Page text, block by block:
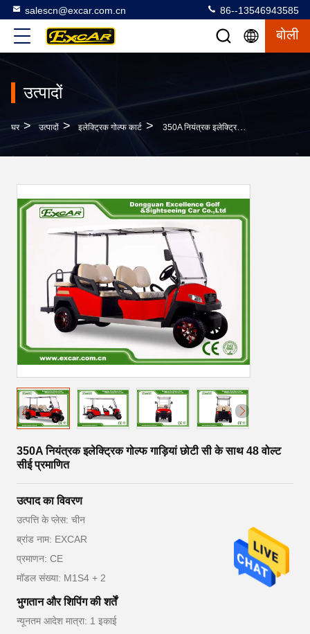
salescn@excar.com.cn 86--13546943585
बोली
उत्पादों
घर > उत्पादों > इलेक्ट्रिक गोल्फ कार्ट > 350A नियंत्रक इलेक्ट्रिक गोल्फ गाड़ियां छोटी सी के साथ 48 वोल्ट सीई प्रमाणित
350A नियंत्रक इलेक्ट्रिक गोल्फ गाड़ियां छोटी सी के साथ 48 वोल्ट
सीई प्रमाणित
उत्पाद का विवरण
उत्पत्ति के प्लेस: चीन
ब्रांड नाम: EXCAR
प्रमाणन: CE
मॉडल संख्या: M1S4 + 2
भुगतान और शिपिंग की शर्तें
न्यूनतम आदेश मात्रा: 1 इकाई